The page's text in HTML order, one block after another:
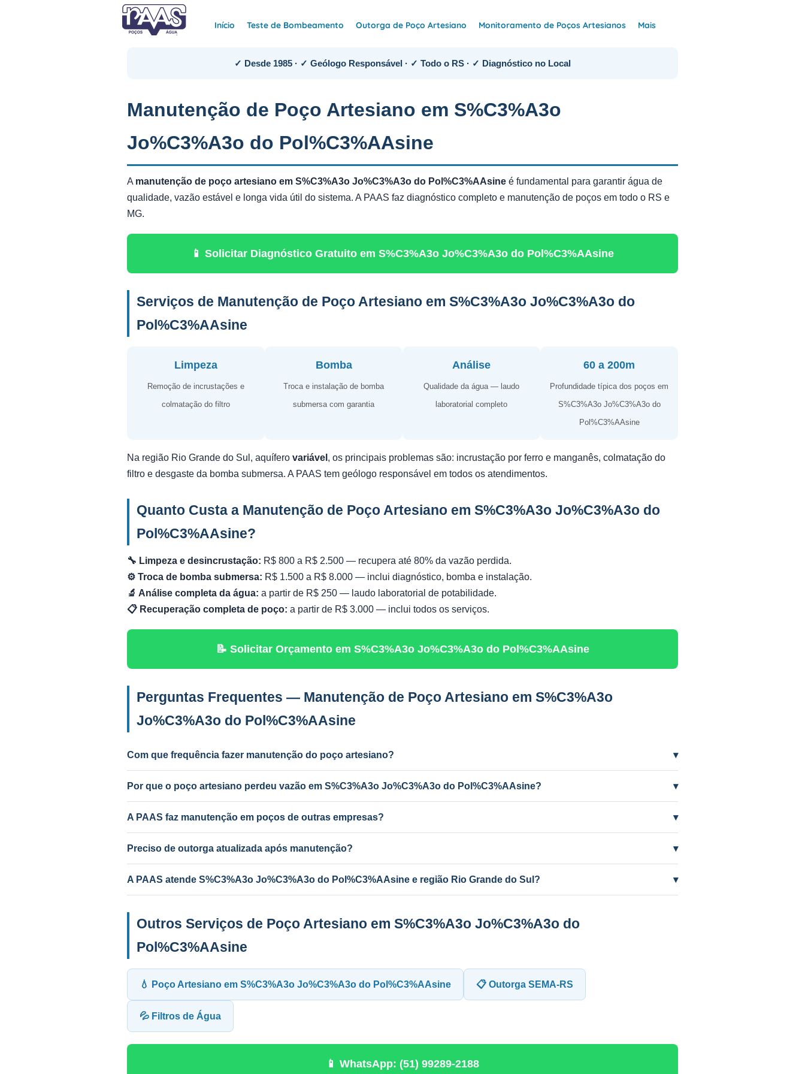
Início Teste de Bombeamento Outorga de Poço Artesiano Monitoramento de Poços Artesianos Mais
✓ Desde 1985 · ✓ Geólogo Responsável · ✓ Todo o RS · ✓ Diagnóstico no Local
Manutenção de Poço Artesiano em S%C3%A3o
Jo%C3%A3o do Pol%C3%AAsine
A manutenção de poço artesiano em S%C3%A3o Jo%C3%A3o do Pol%C3%AAsine é fundamental para garantir água de
qualidade, vazão estável e longa vida útil do sistema. A PAAS faz diagnóstico completo e manutenção de poços em todo o RS e
MG.
📱 Solicitar Diagnóstico Gratuito em S%C3%A3o Jo%C3%A3o do Pol%C3%AAsine
Serviços de Manutenção de Poço Artesiano em S%C3%A3o Jo%C3%A3o do
Pol%C3%AAsine
Limpeza
Remoção de incrustações e
colmatação do filtro
Bomba
Troca e instalação de bomba
submersa com garantia
Análise
Qualidade da água — laudo
laboratorial completo
60 a 200m
Profundidade típica dos poços em
S%C3%A3o Jo%C3%A3o do
Pol%C3%AAsine
Na região Rio Grande do Sul, aquífero variável , os principais problemas são: incrustação por ferro e manganês, colmatação do
filtro e desgaste da bomba submersa. A PAAS tem geólogo responsável em todos os atendimentos.
Quanto Custa a Manutenção de Poço Artesiano em S%C3%A3o Jo%C3%A3o do
Pol%C3%AAsine?
🔧 Limpeza e desincrustação: R$ 800 a R$ 2.500 — recupera até 80% da vazão perdida.
⚙️ Troca de bomba submersa: R$ 1.500 a R$ 8.000 — inclui diagnóstico, bomba e instalação.
🔬 Análise completa da água: a partir de R$ 250 — laudo laboratorial de potabilidade.
📋 Recuperação completa de poço: a partir de R$ 3.000 — inclui todos os serviços.
📝 Solicitar Orçamento em S%C3%A3o Jo%C3%A3o do Pol%C3%AAsine
Perguntas Frequentes — Manutenção de Poço Artesiano em S%C3%A3o
Jo%C3%A3o do Pol%C3%AAsine
Com que frequência fazer manutenção do poço artesiano?
▾
Anual para uso intenso (agrícola/industrial) e a cada 2 anos para uso residencial. Poços antigos podem precisar mais frequentemente.
Por que o poço artesiano perdeu vazão em S%C3%A3o Jo%C3%A3o do Pol%C3%AAsine?
▾
Causas mais comuns: incrustação por ferro e manganês, colmatação do filtro, bomba desgastada ou aquífero em nível baixo por seca. A
PAAS diagnostica e resolve.
A PAAS faz manutenção em poços de outras empresas?
▾
Sim! A PAAS faz diagnóstico e manutenção de qualquer poço artesiano em S%C3%A3o Jo%C3%A3o do Pol%C3%AAsine,
independentemente de quem perfurou.
Preciso de outorga atualizada após manutenção?
▾
Depende do serviço. Troca de bomba com mudança de vazão pode exigir atualização no SEMA-RS. A PAAS orienta e cuida do processo.
A PAAS atende S%C3%A3o Jo%C3%A3o do Pol%C3%AAsine e região Rio Grande do Sul?
▾
Sim! Desde 1985, com geólogo responsável e equipe própria em todo o RS e MG.
Outros Serviços de Poço Artesiano em S%C3%A3o Jo%C3%A3o do
Pol%C3%AAsine
💧 Poço Artesiano em S%C3%A3o Jo%C3%A3o do Pol%C3%AAsine 📋 Outorga SEMA-RS
💦 Filtros de Água
📱 WhatsApp: (51) 99289-2188